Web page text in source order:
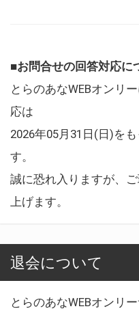
■お問合せの回答対応に
とらのあなWEBオンリ
応は
2026年05月31日(日)を
す。
誠に恐れ入りますが、
上げます。
退会について
とらのあなWEBオンリ